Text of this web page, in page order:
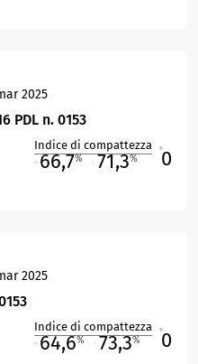
2025
PDL n. 0153
Indice di compattezza
66,7% 71,3% 0
2025
Indice di compattezza
64,6% 73,3% 0